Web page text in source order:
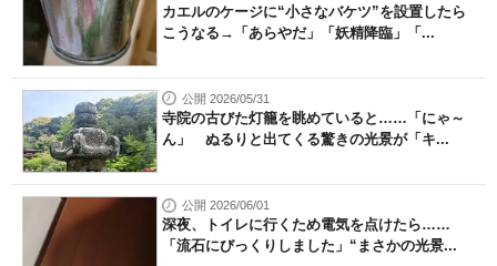
カエルのケージに“小さなバケツ”を設置したら
こうなる→「あらやだ」「妖精降臨」「...
公開 2026/05/31
寺院の古びた灯籠を眺めていると……「にゃ～
ん」 ぬるりと出てくる驚きの光景が「キ...
公開 2026/06/01
深夜、トイレに行くため電気を点けたら……
「流石にびっくりしました」“まさかの光景...